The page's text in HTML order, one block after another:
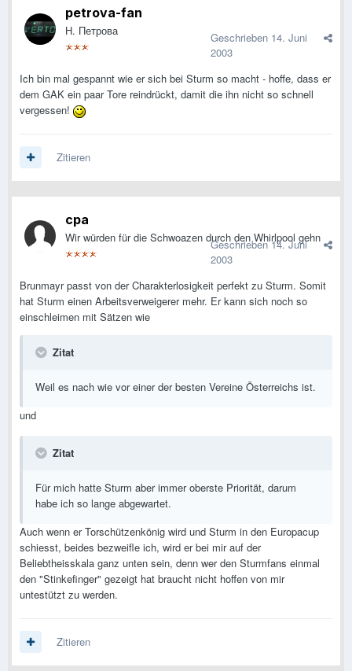
petrova-fan
Н. Петрова Geschrieben 14. Juni
2003
Ich bin mal gespannt wie er sich bei Sturm so macht - hoffe, dass er
dem GAK ein paar Tore reindrückt, damit die ihn nicht so schnell
vergessen!
Zitieren
cpa
Wir würden für die Schwoazen durch den Whirlpool gehn
Geschrieben14. Juni
2003
Brunmayr passt von der Charakterlosigkeit perfekt zu Sturm. Somit
hat Sturm einen Arbeitsverweigerer mehr. Er kann sich noch so
einschleimen mit Sätzen wie
Zitat
Weil es nach wie vor einer der besten Vereine Österreichs ist.
und
Zitat
Für mich hatte Sturm aber immer oberste Priorität, darum
habe ich so lange abgewartet.
Auch wenn er Torschützenkönig wird und Sturm in den Europacup
schiesst, beides bezweifle ich, wird er bei mir auf der
Beliebtheisskala ganz unten sein, denn wer den Sturmfans einmal
den "Stinkefinger" gezeigt hat braucht nicht hoffen von mir
untestützt zu werden.
Zitieren